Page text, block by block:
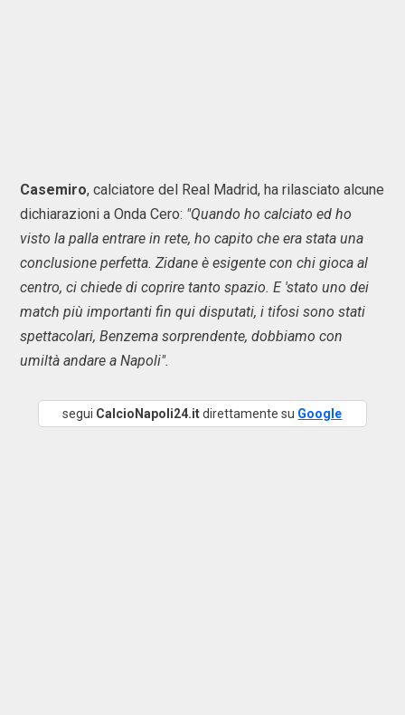
Casemiro, calciatore del Real Madrid, ha rilasciato alcune
dichiarazioni a Onda Cero: "Quando ho calciato ed ho
visto la palla entrare in rete, ho capito che era stata una
conclusione perfetta. Zidane è esigente con chi gioca al
centro, ci chiede di coprire tanto spazio. E 'stato uno dei
match più importanti fin qui disputati, i tifosi sono stati
spettacolari, Benzema sorprendente, dobbiamo con
umiltà andare a Napoli".
segui CalcioNapoli24.itdirettamente su Google